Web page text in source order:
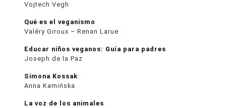
Vojtech Vegh
Qué es el veganismo
Valéry Giroux – Renan Larue
Educar niños veganos: Guía para padres
Joseph de la Paz
Simona Kossak
Anna Kamińska
La voz de los animales